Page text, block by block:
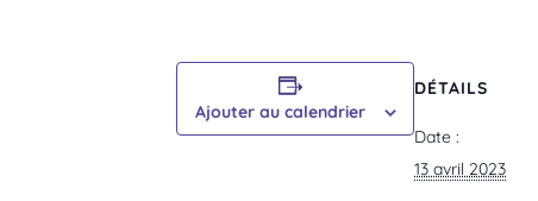
Ajouter au calendrier
DÉTAILS
Date :
13 avril 2023